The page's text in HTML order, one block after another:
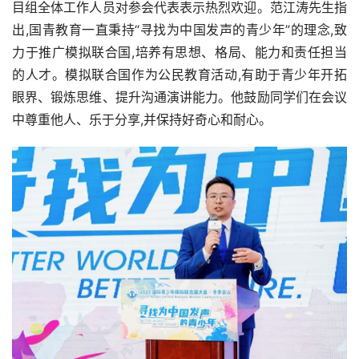
目组全体工作人员对参会代表表示热烈欢迎。范江涛先生指
出,国青教育一直秉持“寻找为中国发声的青少年”的理念,致
力于推广模拟联合国,培养有思想、格局、能力和责任担当
的人才。模拟联合国作为公民教育活动,有助于青少年开拓
眼界、锻炼思维、提升沟通演讲能力。他鼓励同学们在会议
中尊重他人、乐于分享,并保持好奇心和耐心。